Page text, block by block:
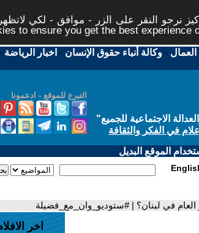
نرجو النقر على الزر - موافق - لكي
to ensure you get the best experience
العمال -وكالة أنباء حقوق الإنسان - اخبار الرياضة
التبرع للموقع - ادعمونا
الاجتماعية للجميع"
في الفكر والثقافة
الموقع البديل
في لبنان؟ | #ستوديو_وان_مع_فضيلة
اخر